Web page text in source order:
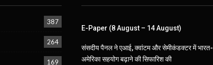
387
264
169
E-Paper (8 August – 14 August)
संसदीय पैनल ने एआई, क्वांटम और सेमीकंडक्टर में भारत-
अमेरिका सहयोग बढ़ाने की सिफारिश की